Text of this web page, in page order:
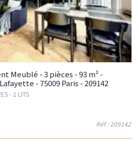
Meublé - 3 pièces - 93 m² -
- 75009 Paris - 209142
- 2 LITS
Réf : 209142